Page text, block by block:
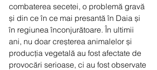
combaterea secetei, o problemă gravă
și din ce în ce mai presantă în Daia și
în regiunea înconjurătoare. În ultimii
ani, nu doar creșterea animalelor și
producția vegetală au fost afectate de
provocări serioase, ci au fost observate